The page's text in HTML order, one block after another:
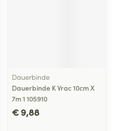
Dauerbinde
Dauerbinde K Vrac 10cm X
7m 1 105910
€ 9,88